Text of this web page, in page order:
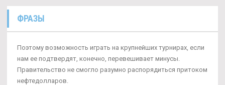
ФРАЗЫ
Поэтому возможность играть на крупнейших турнирах, если
нам ее подтвердят, конечно, перевешивает минусы.
Правительство не смогло разумно распорядиться притоком
нефтедолларов.